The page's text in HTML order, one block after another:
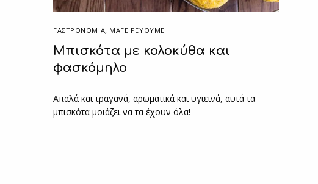
ΓΑΣΤΡΟΝΟΜΙΑ, ΜΑΓΕΙΡΕΎΟΥΜΕ
Μπισκότα με κολοκύθα και
φασκόμηλο
Απαλά και τραγανά, αρωματικά και υγιεινά, αυτά τα
μπισκότα μοιάζει να τα έχουν όλα!